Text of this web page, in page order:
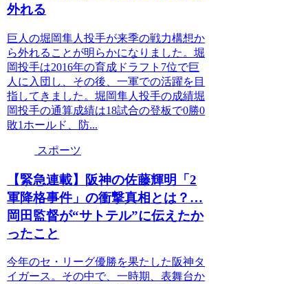
外れる
巨人の堀岡隼人投手が来季の戦力構想か
ら外れることが明らかになりました。堀
岡投手は2016年の育成ドラフト7位で巨
人に入団し、その後、一軍での活躍を目
指してきました。堀岡隼人投手の成績堀
岡投手の通算成績は18試合の登板で0勝0
敗1ホールド、防...
スポーツ
【緊急連載】阪神の佐藤輝明「2
軍降格事件」の衝撃真相とは？…
岡田監督が“サトテル”に伝えたか
ったこと
今年のセ・リーグ優勝を果たした阪神タ
イガース。その中で、一時期、表舞台か